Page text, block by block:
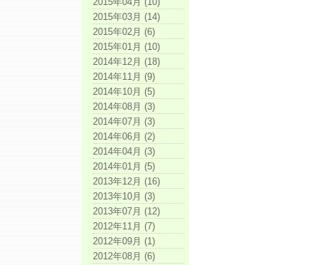
2015年03月 (14)
2015年02月 (6)
2015年01月 (10)
2014年12月 (18)
2014年11月 (9)
2014年10月 (5)
2014年08月 (3)
2014年07月 (3)
2014年06月 (2)
2014年04月 (3)
2014年01月 (5)
2013年12月 (16)
2013年10月 (3)
2013年07月 (12)
2012年11月 (7)
2012年09月 (1)
2012年08月 (6)